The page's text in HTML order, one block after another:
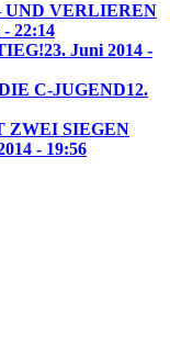
UND VERLIEREN
- 22:14
23. Juni 2014 -
C-JUGEND12.
ZWEI SIEGEN
- 19:56